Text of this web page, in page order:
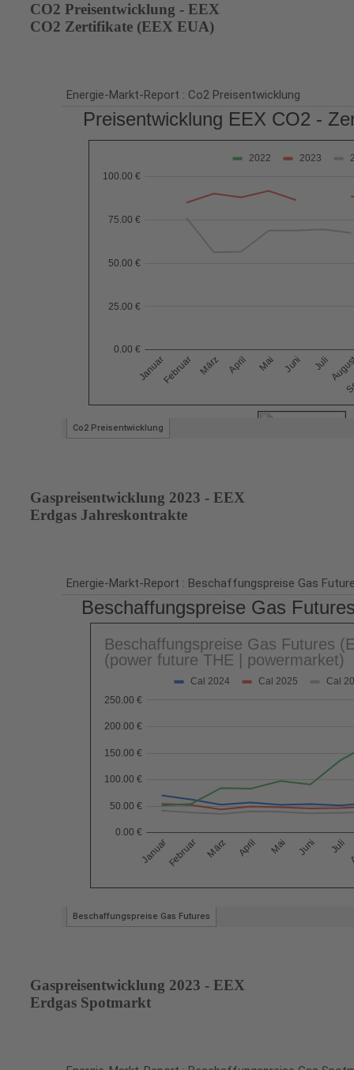
CO2 Preisentwicklung - EEX
CO2 Zertifikate (EEX EUA)
Gaspreisentwicklung 2023 - EEX
Erdgas Jahreskontrakte
Gaspreisentwicklung 2023 - EEX
Erdgas Spotmarkt